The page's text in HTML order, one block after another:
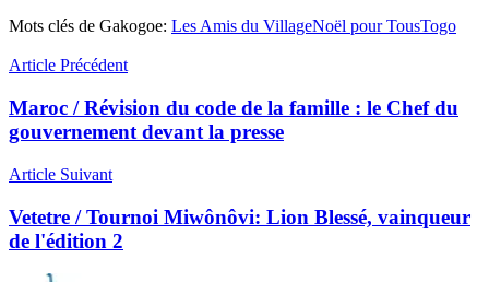
Mots clés de Gakogoe: Les Amis du VillageNoël pour TousTogo
Article Précédent
Maroc / Révision du code de la famille : le Chef du
gouvernement devant la presse
Article Suivant
Vetetre / Tournoi Miwônôvi: Lion Blessé, vainqueur
de l'édition 2